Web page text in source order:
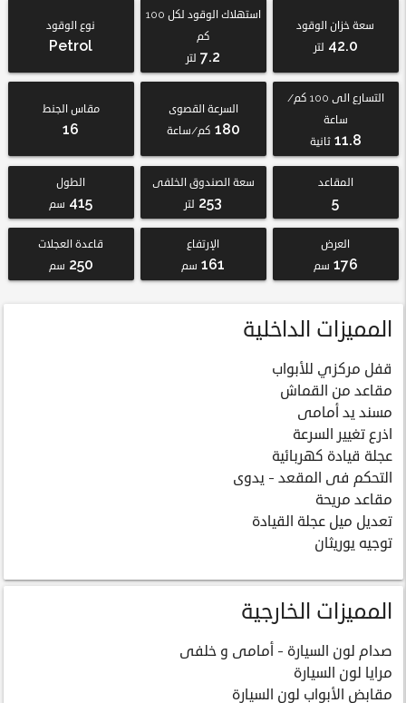
سعة خزان الوقود
42.0 لتر
استهلاك الوقود لكل 100
كم
7.2 لتر
نوع الوقود
Petrol
التسارع الى 100 كم/
ساعة
11.8 ثانية
السرعة القصوى
180 كم/ساعة
مقاس الجنط
16
المقاعد
5
سعة الصندوق الخلفى
253 لتر
الطول
415 سم
العرض
176 سم
الإرتفاع
161 سم
قاعدة العجلات
250 سم
المميزات الداخلية
قفل مركزي للأبواب
مقاعد من القماش
مسند يد أمامى
اذرع تغيير السرعة
عجلة قيادة كهربائية
التحكم فى المقعد - يدوى
مقاعد مريحة
تعديل ميل عجلة القيادة
توجيه يوريثان
المميزات الخارجية
صدام لون السيارة - أمامى و خلفى
مرايا لون السيارة
مقابض الأبواب لون السيارة